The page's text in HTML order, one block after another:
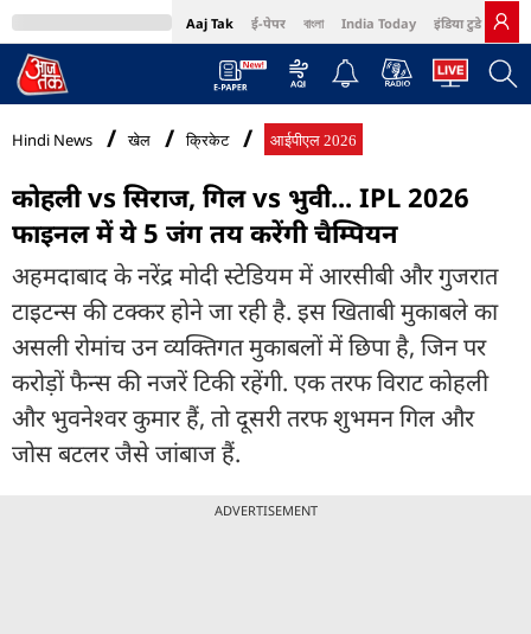
Aaj Tak ई-पेपर বাংলা India Today इंडिया टुडे हिंदी
MumbaiTak Cosmopolitan Harper's Bazaar Northeast
Hindi News खेल क्रिकेट आईपीएल 2026
कोहली vs सिराज, गिल vs भुवी... IPL 2026
फाइनल में ये 5 जंग तय करेंगी चैम्पियन
अहमदाबाद के नरेंद्र मोदी स्टेडियम में आरसीबी और गुजरात
टाइटन्स की टक्कर होने जा रही है. इस खिताबी मुकाबले का
असली रोमांच उन व्यक्तिगत मुकाबलों में छिपा है, जिन पर
करोड़ों फैन्स की नजरें टिकी रहेंगी. एक तरफ विराट कोहली
और भुवनेश्वर कुमार हैं, तो दूसरी तरफ शुभमन गिल और
जोस बटलर जैसे जांबाज हैं.
ADVERTISEMENT